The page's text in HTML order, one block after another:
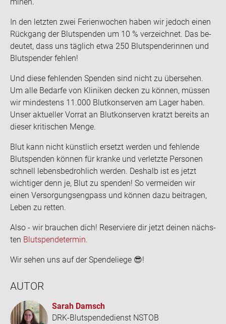
In den letz­ten zwei Fe­ri­en­wo­chen haben wir je­doch einen
Rück­gang der Blut­spen­den um 10 % ver­zeich­net. Das be­
deu­tet, dass uns täg­lich etwa 250 Blut­spen­de­rin­nen und
Blut­spen­der feh­len!
Und diese feh­len­den Spen­den sind nicht zu über­se­hen.
Um alle Be­dar­fe von Kli­ni­ken de­cken zu kön­nen, müs­sen
wir min­des­tens 11.000 Blut­kon­ser­ven am Lager haben.
Unser ak­tu­el­ler Vor­rat an Blut­kon­ser­ven kratzt be­reits an
die­ser kri­ti­schen Menge.
Blut kann nicht künst­lich er­setzt wer­den und feh­len­de
Blut­spen­den kön­nen für kran­ke und ver­letz­te Per­so­nen
schnell le­bens­be­droh­lich wer­den. Des­halb ist es jetzt
wich­ti­ger denn je, Blut zu spen­den! So ver­mei­den wir
einen Ver­sor­gungs­eng­pass und kön­nen dazu bei­tra­gen,
Leben zu ret­ten.
Also - wir brau­chen dich! Re­ser­vie­re dir jetzt dei­nen nächs­
ten Blut­spen­de­ter­min.
Wir sehen uns auf der Spen­de­lie­ge 😎!
AUTOR
Sarah Damsch
DRK-Blutspendedienst NSTOB